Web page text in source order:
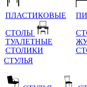
ПЛАСТИКОВЫЕ
СТОЛЫ
ТУАЛЕТНЫЕ
СТОЛИКИ
СТУЛЬЯ